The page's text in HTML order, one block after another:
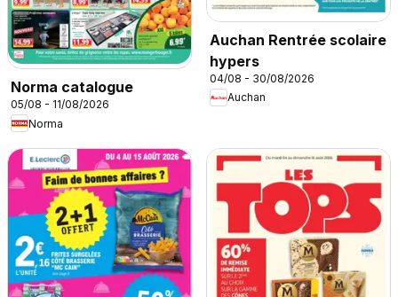
Norma catalogue
05/08 - 11/08/2026
Norma
Auchan Rentrée scolaire
hypers
04/08 - 30/08/2026
Auchan